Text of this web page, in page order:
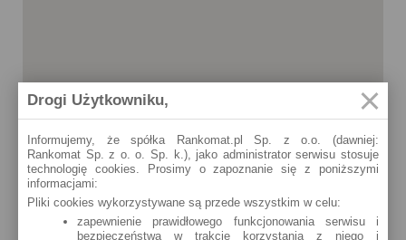
Drogi Użytkowniku,
Informujemy, że spółka Rankomat.pl Sp. z o.o. (dawniej:
Rankomat Sp. z o. o. Sp. k.), jako administrator serwisu stosuje
technologię cookies. Prosimy o zapoznanie się z poniższymi
informacjami:
Pliki cookies wykorzystywane są przede wszystkim w celu:
zapewnienie prawidłowego funkcjonowania serwisu i
bezpieczeństwa w trakcie korzystania z niego i